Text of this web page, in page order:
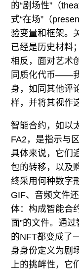
的“剧场性”（
式“在场”（
验变量和框架。
已经是历史材料
相反，面对艺术
同质化代币——
身，如同其他评
样，并将其视作
智能合约，如以
FA2，是指示与
具体来说，它们
包的转移，以及
终采用何种数字
GIF、音频文件
体：构成智能合
面”的文件。通
的NFT都变成了
身身份定义为剧
上的挑衅性，它